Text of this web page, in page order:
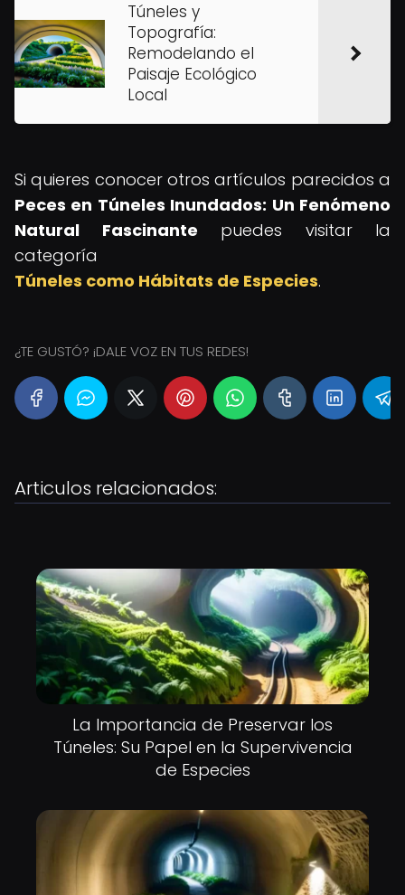
Túneles y
Topografía:
Remodelando el
Paisaje Ecológico
Local
Si quieres conocer otros artículos parecidos a
Peces en Túneles Inundados: Un Fenómeno
Natural Fascinante puedes visitar la
categoría
Túneles como Hábitats de Especies.
¿TE GUSTÓ? ¡DALE VOZ EN TUS REDES!
Articulos relacionados:
La Importancia de Preservar los
Túneles: Su Papel en la Supervivencia
de Especies